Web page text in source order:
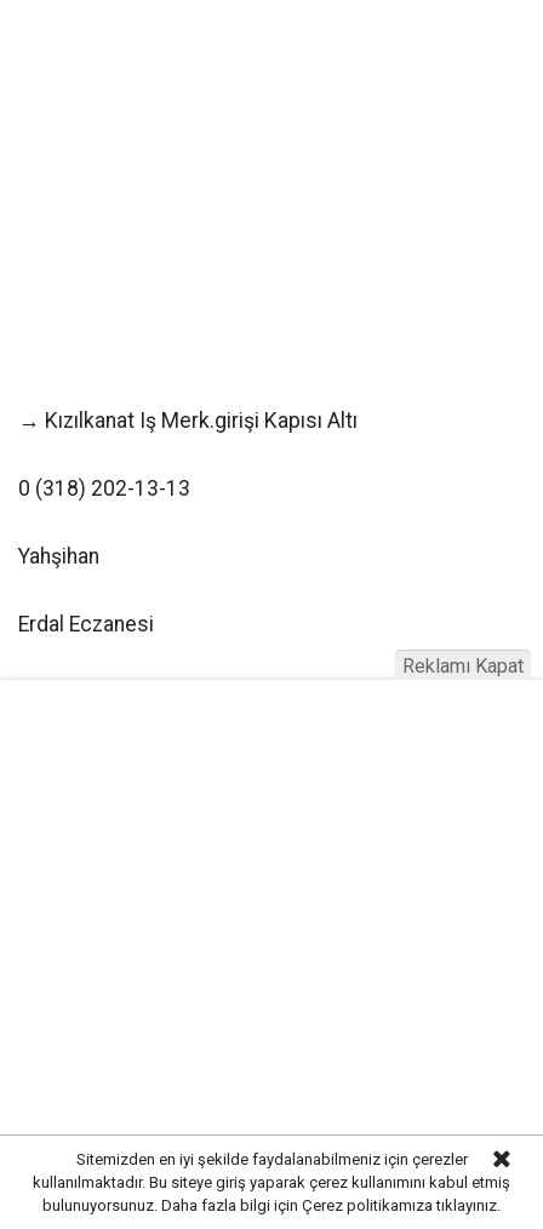
→ Kızılkanat Iş Merk.girişi Kapısı Altı
0 (318) 202-13-13
Yahşihan
Erdal Eczanesi
HABEREYORUM KAT
Sitemizden en iyi şekilde faydalanabilmeniz için çerezler
kullanılmaktadır. Bu siteye giriş yaparak çerez kullanımını kabul etmiş
bulunuyorsunuz. Daha fazla bilgi için Çerez politikamıza tıklayınız.
Reklamı Kapat